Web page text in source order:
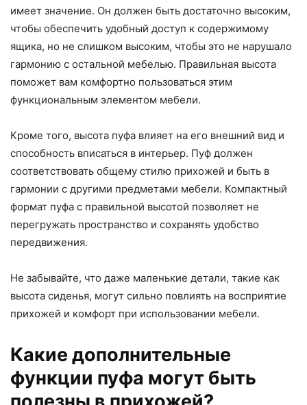
имеет значение. Он должен быть достаточно высоким,
чтобы обеспечить удобный доступ к содержимому
ящика, но не слишком высоким, чтобы это не нарушало
гармонию с остальной мебелью. Правильная высота
поможет вам комфортно пользоваться этим
функциональным элементом мебели.
Кроме того, высота пуфа влияет на его внешний вид и
способность вписаться в интерьер. Пуф должен
соответствовать общему стилю прихожей и быть в
гармонии с другими предметами мебели. Компактный
формат пуфа с правильной высотой позволяет не
перегружать пространство и сохранять удобство
передвижения.
Не забывайте, что даже маленькие детали, такие как
высота сиденья, могут сильно повлиять на восприятие
прихожей и комфорт при использовании мебели.
Какие дополнительные
функции пуфа могут быть